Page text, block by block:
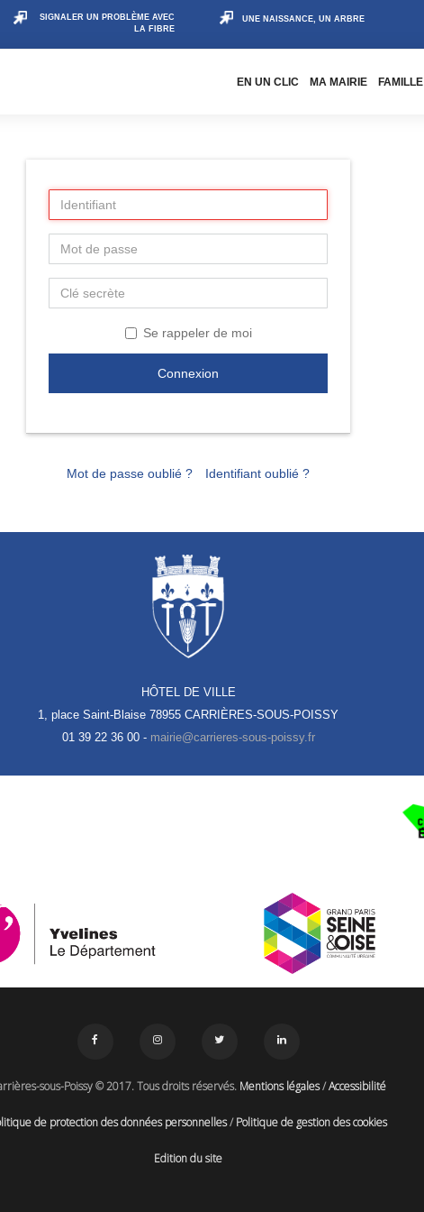
SIGNALER UN PROBLÈME AVEC
LA FIBRE
UNE NAISSANCE, UN ARBRE
EN UN CLIC MA MAIRIE FAMILLE
Se rappeler de moi
Connexion
Mot de passe oublié ? Identifiant oublié ?
HÔTEL DE VILLE
1, place Saint-Blaise 78955 CARRIÈRES-SOUS-POISSY
01 39 22 36 00 -
sous-Poissy © 2017. Tous droits réservés. Mentions légales/Accessibilité
de protection des données personnelles/Politique de gestion des cookies
Edition du site